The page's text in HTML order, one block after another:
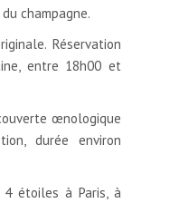
champagne.
Réservation
entre 18h00 et
œnologique
durée environ
étoiles à Paris, à